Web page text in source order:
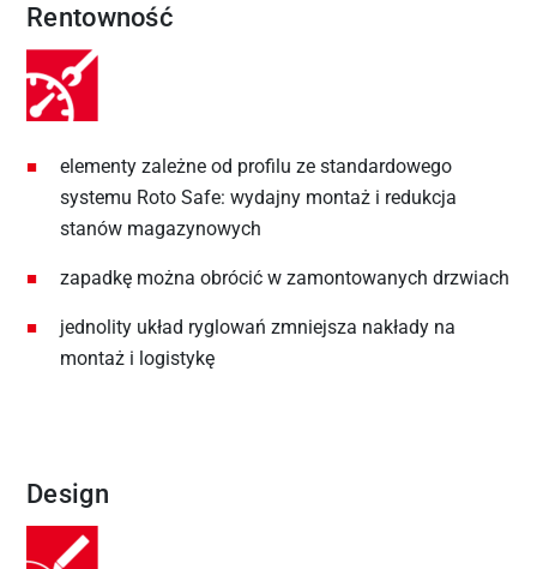
Rentowność
elementy zależne od profilu ze standardowego
systemu Roto Safe: wydajny montaż i redukcja
stanów magazynowych
zapadkę można obrócić w zamontowanych drzwiach
jednolity układ ryglowań zmniejsza nakłady na
montaż i logistykę
Design